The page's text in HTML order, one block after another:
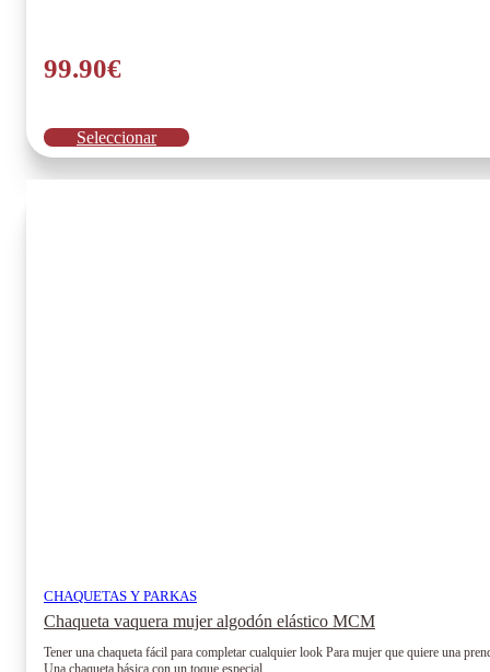
99.90€
Seleccionar
Este
producto
tiene
CHAQUETAS Y PARKAS
Chaqueta vaquera mujer algodón elástico MCM
Tener una chaqueta fácil para completar cualquier look Para mujer que quiere una